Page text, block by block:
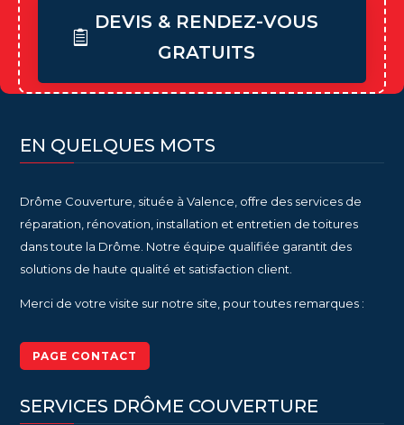
DEVIS & RENDEZ-VOUS
GRATUITS
EN QUELQUES MOTS
Drôme Couverture, située à Valence, offre des services de
réparation, rénovation, installation et entretien de toitures
dans toute la Drôme. Notre équipe qualifiée garantit des
solutions de haute qualité et satisfaction client.
Merci de votre visite sur notre site, pour toutes remarques :
PAGE CONTACT
SERVICES DRÔME COUVERTURE